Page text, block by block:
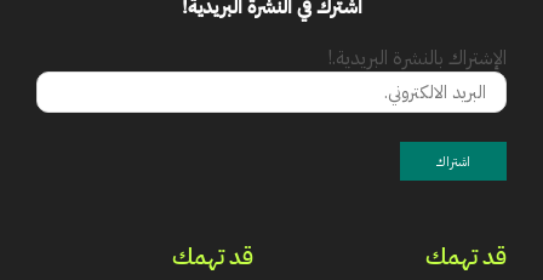
اشترك في النشرة البريدية!
الإشتراك بالنشرة البريدية.!
قد تهمك قد تهمك